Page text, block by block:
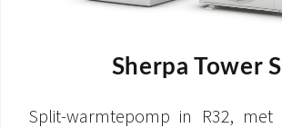
Sherpa Tower
Split-warmtepomp in R32, met